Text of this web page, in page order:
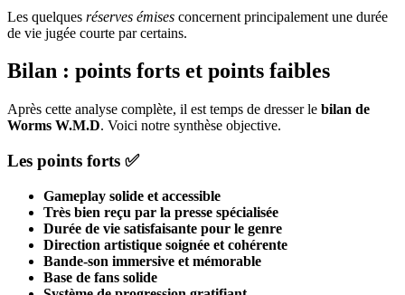
Les quelques réserves émises concernent principalement une durée
de vie jugée courte par certains.
Bilan : points forts et points faibles
Après cette analyse complète, il est temps de dresser le bilan de
Worms W.M.D. Voici notre synthèse objective.
Les points forts ✅
Gameplay solide et accessible
Très bien reçu par la presse spécialisée
Durée de vie satisfaisante pour le genre
Direction artistique soignée et cohérente
Bande-son immersive et mémorable
Base de fans solide